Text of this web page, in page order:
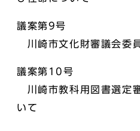
議案第9号
川崎市文化財審議会委
議案第10号
川崎市教科用図書選定
いて